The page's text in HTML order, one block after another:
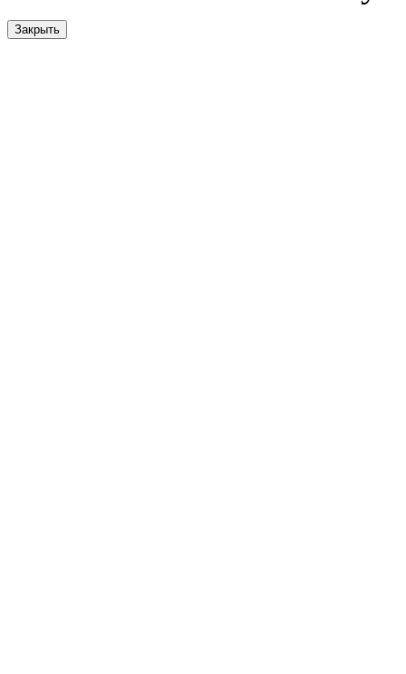
Закрыть